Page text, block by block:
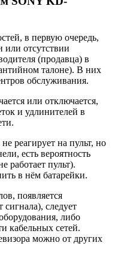
в первую очередь,
или отсутствии
(продавца) в
талоне). В них
обслуживания.
или отключается,
и удлинителей в
реагирует на пульт, но
есть вероятность
работает пульт).
в нём батарейки.
появляется
сигнала), следует
либо
кабельных сетей.
можно от других